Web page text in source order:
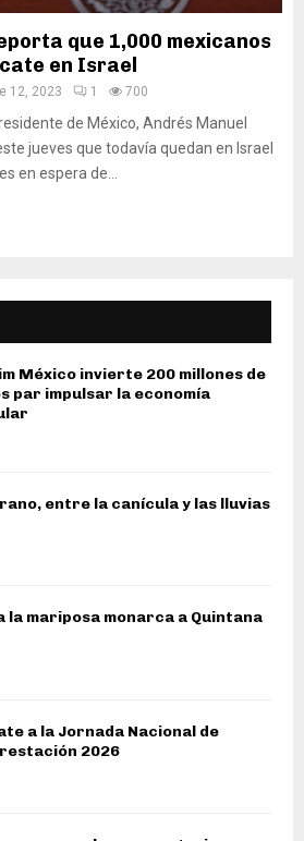
que 1,000 mexicanos
en Israel
12, 2023 1 700
de México, Andrés Manuel
jueves que todavía quedan en Israel
en espera de...
México invierte 200 millones de
par impulsar la economía
entre la canícula y las lluvias
la mariposa monarca a Quintana
a la Jornada Nacional de
2026